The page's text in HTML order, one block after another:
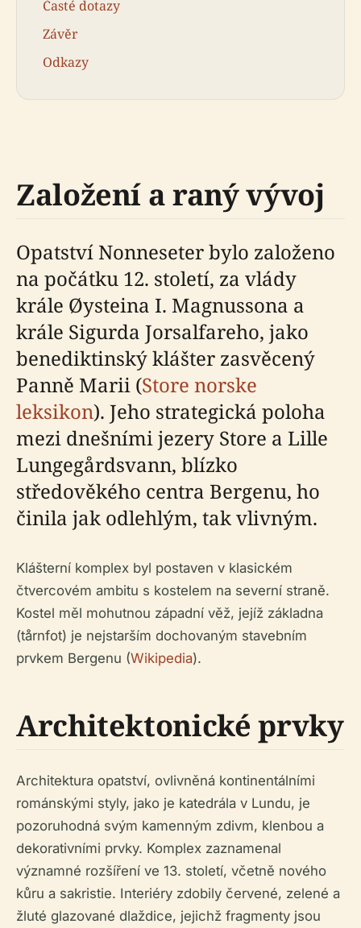
Časté dotazy
Závěr
Odkazy
Založení a raný vývoj
Opatství Nonneseter bylo založeno
na počátku 12. století, za vlády
krále Øysteina I. Magnussona a
krále Sigurda Jorsalfareho, jako
benediktinský klášter zasvěcený
Panně Marii (Store norske
leksikon). Jeho strategická poloha
mezi dnešními jezery Store a Lille
Lungegårdsvann, blízko
středověkého centra Bergenu, ho
činila jak odlehlým, tak vlivným.
Klášterní komplex byl postaven v klasickém
čtvercovém ambitu s kostelem na severní straně.
Kostel měl mohutnou západní věž, jejíž základna
(tårnfot) je nejstarším dochovaným stavebním
prvkem Bergenu (Wikipedia).
Architektonické prvky
Architektura opatství, ovlivněná kontinentálními
románskými styly, jako je katedrála v Lundu, je
pozoruhodná svým kamenným zdivm, klenbou a
dekorativními prvky. Komplex zaznamenal
významné rozšíření ve 13. století, včetně nového
kůru a sakristie. Interiéry zdobily červené, zelené a
žluté glazované dlaždice, jejichž fragmenty jsou